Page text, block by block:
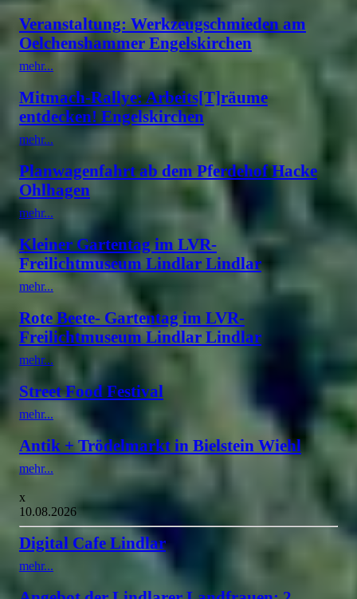
Veranstaltung: Werkzeugschmieden am
Oelchenshammer Engelskirchen
mehr...
Mitmach-Rallye: Arbeits[T]räume
entdecken! Engelskirchen
mehr...
Planwagenfahrt ab dem Pferdehof Hacke
Ohlhagen
mehr...
Kleiner Gartentag im LVR-
Freilichtmuseum Lindlar Lindlar
mehr...
Rote Beete- Gartentag im LVR-
Freilichtmuseum Lindlar Lindlar
mehr...
Street Food Festival
mehr...
Antik + Trödelmarkt in Bielstein Wiehl
mehr...
x
10.08.2026
Digital Cafe Lindlar
mehr...